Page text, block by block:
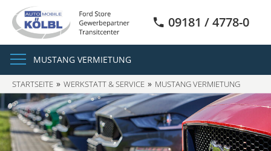
09181 / 4778-0
MUSTANG VERMIETUNG
STARTSEITE WERKSTATT & SERVICE MUSTANG VERMIETUNG